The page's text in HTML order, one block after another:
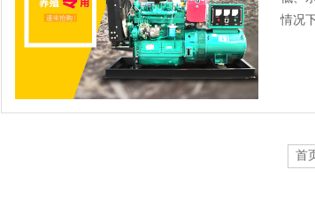
情况
首